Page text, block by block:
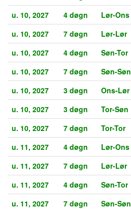
u. 10, 2027
4 døgn Lør-Ons
u. 10, 2027
7 døgn Lør-Lør
u. 10, 2027
4 døgn Søn-Tor
u. 10, 2027
7 døgn Søn-Søn
u. 10, 2027
3 døgn Ons-Lør
u. 10, 2027
3 døgn Tor-Søn
u. 10, 2027
7 døgn Tor-Tor
u. 11, 2027
4 døgn Lør-Ons
u. 11, 2027
7 døgn Lør-Lør
u. 11, 2027
4 døgn Søn-Tor
u. 11, 2027
7 døgn Søn-Søn